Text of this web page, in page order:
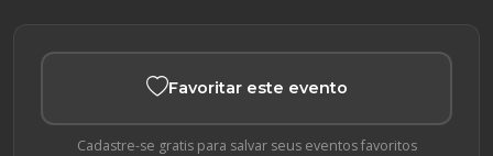
Favoritar este evento
Cadastre-se gratis para salvar seus eventos favoritos